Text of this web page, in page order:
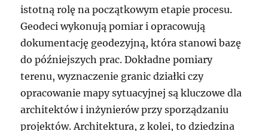
istotną rolę na początkowym etapie procesu.
Geodeci wykonują pomiar i opracowują
dokumentację geodezyjną, która stanowi bazę
do późniejszych prac. Dokładne pomiary
terenu, wyznaczenie granic działki czy
opracowanie mapy sytuacyjnej są kluczowe dla
architektów i inżynierów przy sporządzaniu
projektów. Architektura, z kolei, to dziedzina